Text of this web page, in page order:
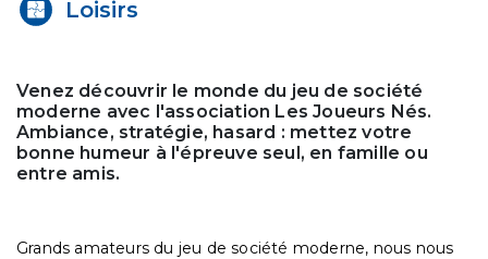
Loisirs
Venez découvrir le monde du jeu de société
moderne avec l'association Les Joueurs Nés.
Ambiance, stratégie, hasard : mettez votre
bonne humeur à l'épreuve seul, en famille ou
entre amis.
Grands amateurs du jeu de société moderne, nous nous